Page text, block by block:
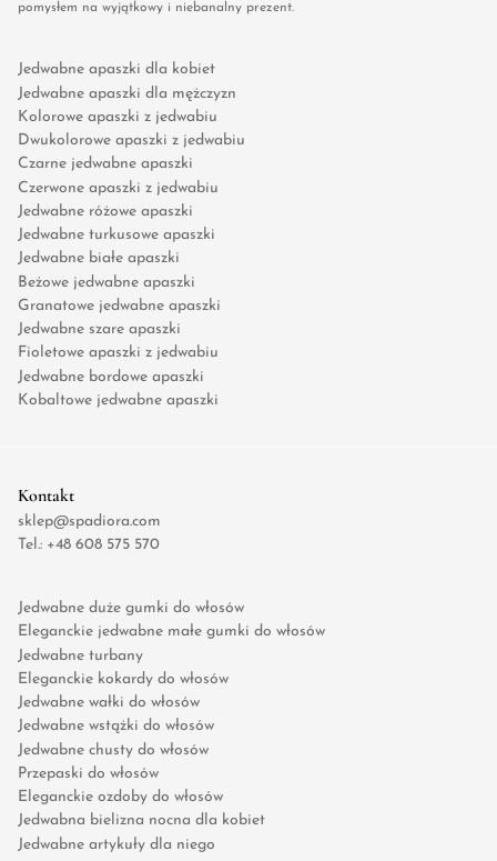
pomysłem na wyjątkowy i niebanalny prezent.
Jedwabne apaszki dla kobiet
Jedwabne apaszki dla mężczyzn
Kolorowe apaszki z jedwabiu
Dwukolorowe apaszki z jedwabiu
Czarne jedwabne apaszki
Czerwone apaszki z jedwabiu
Jedwabne różowe apaszki
Jedwabne turkusowe apaszki
Jedwabne białe apaszki
Beżowe jedwabne apaszki
Granatowe jedwabne apaszki
Jedwabne szare apaszki
Fioletowe apaszki z jedwabiu
Jedwabne bordowe apaszki
Kobaltowe jedwabne apaszki
Kontakt
sklep@spadiora.com
Tel.: +48 608 575 570
Jedwabne duże gumki do włosów
Eleganckie jedwabne małe gumki do włosów
Jedwabne turbany
Eleganckie kokardy do włosów
Jedwabne wałki do włosów
Jedwabne wstążki do włosów
Jedwabne chusty do włosów
Przepaski do włosów
Eleganckie ozdoby do włosów
Jedwabna bielizna nocna dla kobiet
Jedwabne artykuły dla niego